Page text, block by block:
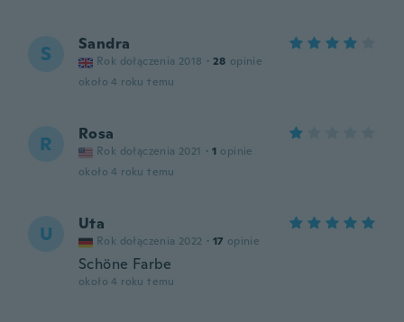
S Sandra
Rok dołączenia 2018 · 28 opinie
około 4 roku temu
R Rosa
Rok dołączenia 2021 · 1 opinie
około 4 roku temu
U Uta
Rok dołączenia 2022 · 17 opinie
Schöne Farbe
około 4 roku temu